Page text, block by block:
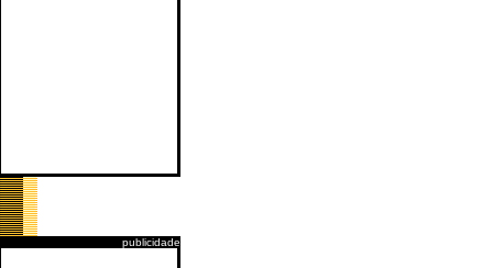
publicidade